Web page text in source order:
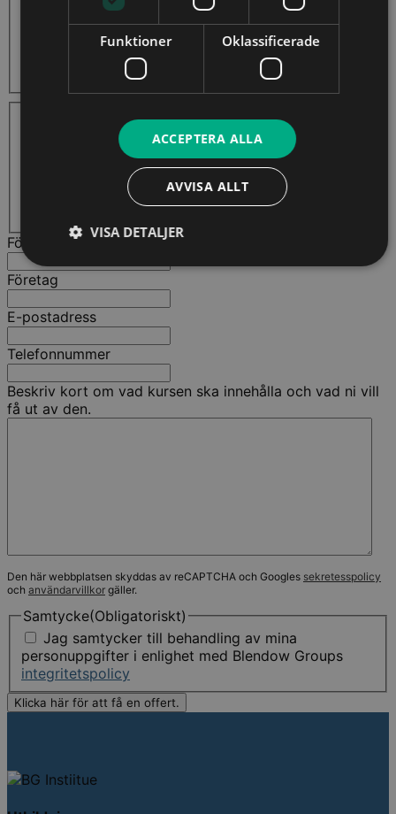
10 - 20
Digital kursdokumentation
Fysisk kursdokumentation
Egen grafisk profil
Textning av kurs
För- och efternamn
Företag
E-postadress
Telefonnummer
Beskriv kort om vad kursen ska innehålla och vad ni vill
få ut av den.
Den här webbplatsen skyddas av reCAPTCHA och Googles sekretesspolicy
och användarvillkor gäller.
Samtycke(Obligatoriskt)
Jag samtycker till behandling av mina
personuppgifter i enlighet med Blendow Groups
integritetspolicy
Funktioner Oklassificerade
ACCEPTERA ALLA
AVVISA ALLT
VISA DETALJER